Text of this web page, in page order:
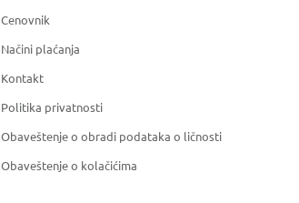
Cenovnik
Načini plaćanja
Kontakt
Politika privatnosti
Obaveštenje o obradi podataka o ličnosti
Obaveštenje o kolačićima